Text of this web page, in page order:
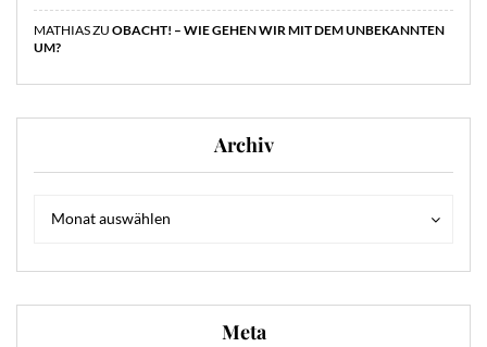
MATHIASZU OBACHT! – WIE GEHEN WIR MIT DEM UNBEKANNTEN
UM?
Archiv
Monat auswählen
Meta